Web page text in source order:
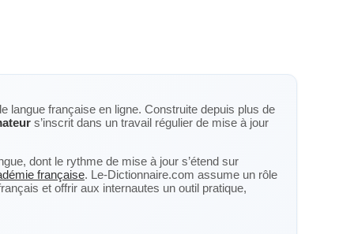
langue française en ligne. Construite depuis plus de
s’inscrit dans un travail régulier de mise à jour
dont le rythme de mise à jour s’étend sur
française. Le-Dictionnaire.com assume un rôle
et offrir aux internautes un outil pratique,